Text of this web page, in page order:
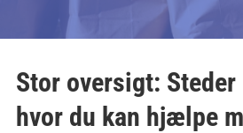
Stor oversigt: Steder
hvor du kan hjælpe